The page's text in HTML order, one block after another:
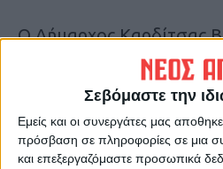
Σεβόμαστε την
Εμείς και οι συνεργάτες μας
πρόσβαση σε πληροφορίες σε μια
και επεξεργαζόμαστε προσωπικά
Ο Δήμαρχος Καρδίτσας
ο υπεύθυνος της
Αντιδήμαρχος Σωτήρης
αισθάνονται την ανάγκη
για την απόλυτη
τους παρακάτω: